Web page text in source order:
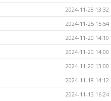
2024-11-28 13:32
2024-11-25 15:54
2024-11-20 14:10
2024-11-20 14:00
2024-11-20 13:00
2024-11-18 14:12
2024-11-13 16:24